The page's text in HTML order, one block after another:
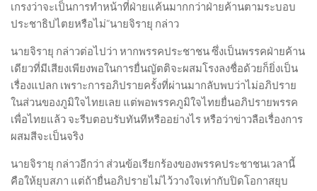
เกรงว่าจะเป็นการทำหน้าที่ฝ่ายแค้นมากกว่าฝ่ายค้านตามระบอบ
ประชาธิปไตยหรือไม่”นายจิรายุ กล่าว
นายจิรายุ กล่าวต่อไปว่า หากพรรคประชาชน ซึ่งเป็นพรรคฝ่ายค้าน
เดียวที่มีเสียงเพียงพอในการยื่นญัตติจะผสมโรงลงชื่อด้วยก็ยิ่งเป็น
เรื่องแปลก เพราะการอภิปรายครั้งที่ผ่านมากลับพบว่าไม่อภิปราย
ในส่วนของภูมิใจไทยเลย แต่พอพรรคภูมิใจไทยยื่นอภิปรายพรรค
เพื่อไทยแล้ว จะรีบตอบรับทันทีหรืออย่างไร หรือว่าข่าวลือเรื่องการ
ผสมสีจะเป็นจริง
นายจิรายุ กล่าวอีกว่า ส่วนข้อเรียกร้องของพรรคประชาชนเวลานี้
คือให้ยุบสภา แต่ถ้ายื่นอภิปรายไม่ไว้วางใจเท่ากับปิดโอกาสยุบ